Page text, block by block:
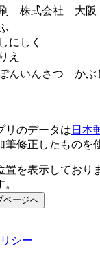
刷 株式会社 大阪
にしく
え
んいんさつ か
リのデータは 日本
修正したものを
を表示しており
ページへ
シー